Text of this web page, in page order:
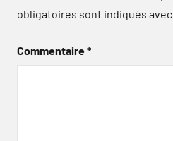
obligatoires sont indiqués avec
Commentaire*